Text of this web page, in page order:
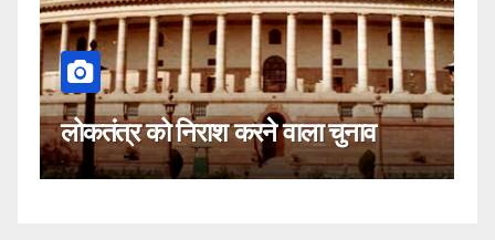
करने वाला चुनाव
कहीं यह सीजेआई के खिलाफ
नहीं!